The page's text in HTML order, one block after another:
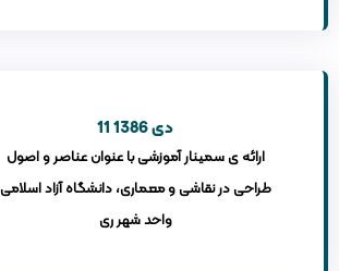
11 دی 1386
ارائه ی سمینار آموزشی با عنوان عناصر و اصول
طراحی در نقاشی و معماری، دانشگاه آزاد اسلامی
واحد شهر ری